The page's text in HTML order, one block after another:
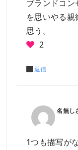
ブランドコン
を思いやる
思う。
2
返信
名無し
1つも描写が